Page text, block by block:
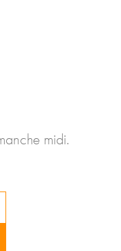
midi.